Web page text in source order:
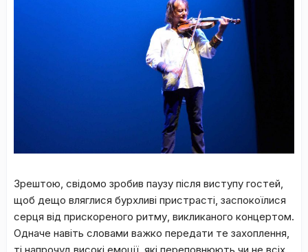
Зрештою, свідомо зробив паузу після виступу гостей,
щоб дещо вляглися бурхливі пристрасті, заспокоїлися
серця від прискореного ритму, викликаного концертом.
Одначе навіть словами важко передати те захоплення,